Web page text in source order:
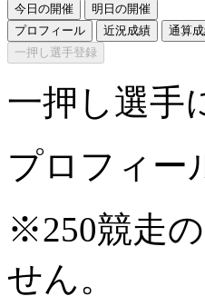
今日の開催
明日の開催
プロフィール
近況成績
通算
一押し選手登録
一押し選手
プロフィー
※250競走
せん。